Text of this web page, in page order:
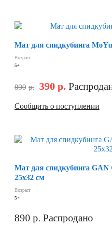
Мат для спидкубинга
Возраст
5+
890 р. 390 р.
Сообщить о поступлении
Мат для спидкубинга GAN
25x32 см
Возраст
5+
890 р. Распродано